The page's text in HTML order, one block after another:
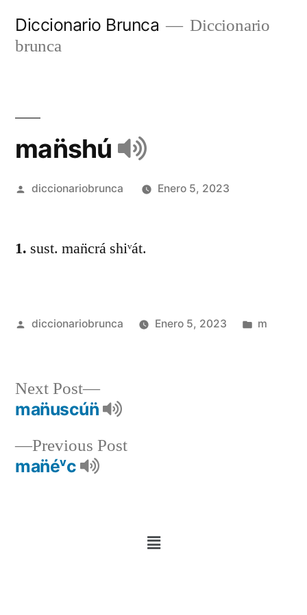
Diccionario Brunca
Diccionario
brunca
man̈shú
diccionariobrunca Enero 5, 2023
1. sust. man̈crá shiᵛát.
diccionariobrunca Enero 5, 2023 m
Previous Post
man̈éᵛc
Next Post
man̈uscún̈